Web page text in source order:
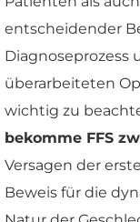
entscheidender
Diagnoseprozess
überarbeiteten
wichtig zu
bekomme FFS
Versagen der
Beweis für die